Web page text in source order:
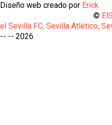
Diseño web creado por Erick
©
el Sevilla FC, Sevilla Atlético,
-- -- 2026